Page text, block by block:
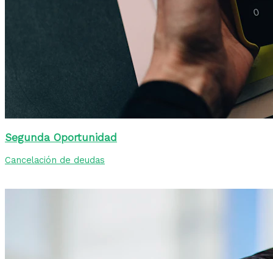
Segunda Oportunidad
Cancelación de deudas